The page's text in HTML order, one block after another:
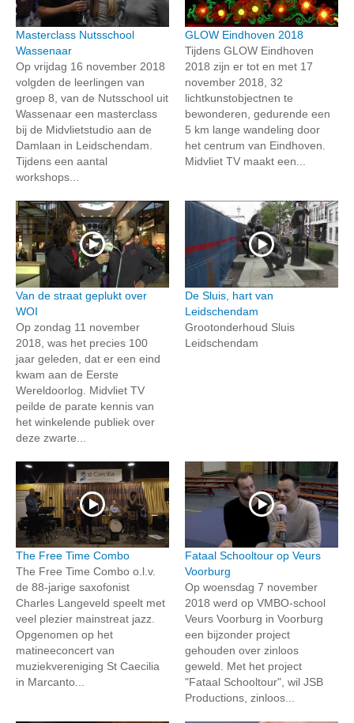
Masterclass Nutsschool
Wassenaar
Op vrijdag 16 november 2018
volgden de leerlingen van
groep 8, van de Nutsschool uit
Wassenaar een masterclass
bij de Midvlietstudio aan de
Damlaan in Leidschendam.
Tijdens een aantal
workshops...
GLOW Eindhoven 2018
Tijdens GLOW Eindhoven
2018 zijn er tot en met 17
november 2018, 32
lichtkunstobjectnen te
bewonderen, gedurende een
5 km lange wandeling door
het centrum van Eindhoven.
Midvliet TV maakt een...
Van de straat geplukt over
WOI
Op zondag 11 november
2018, was het precies 100
jaar geleden, dat er een eind
kwam aan de Eerste
Wereldoorlog. Midvliet TV
peilde de parate kennis van
het winkelende publiek over
deze zwarte...
De Sluis, hart van
Leidschendam
Grootonderhoud Sluis
Leidschendam
The Free Time Combo
The Free Time Combo o.l.v.
de 88-jarige saxofonist
Charles Langeveld speelt met
veel plezier mainstreat jazz.
Opgenomen op het
matineeconcert van
muziekvereniging St Caecilia
in Marcanto...
Fataal Schooltour op Veurs
Voorburg
Op woensdag 7 november
2018 werd op VMBO-school
Veurs Voorburg in Voorburg
een bijzonder project
gehouden over zinloos
geweld. Met het project
"Fataal Schooltour", wil JSB
Productions, zinloos...